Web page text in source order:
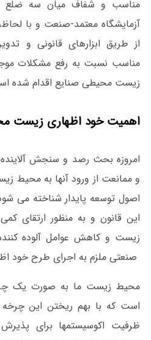
مناسب و شفاف میان سه
آزمایشگاه معتمد-صنعت و با
از طریق ابزارهای قانونی و
مناسب نسبت به رفع مشکلات
زیست محیطی صنایع اقدام شده
اهمیت خود اظهاری زیست
امروزه بحث رصد و سنجش
و ممانعت از ورود آنها به محیط
این قانون و به منظور ارتقای
زیست و کاهش عوامل آلوده
صنعتی ملزم به اجرای طرح خود
محیط زیست ما به صورت یک
است که با بهم ریختن این
ظرفیت اکوسیستمها برای